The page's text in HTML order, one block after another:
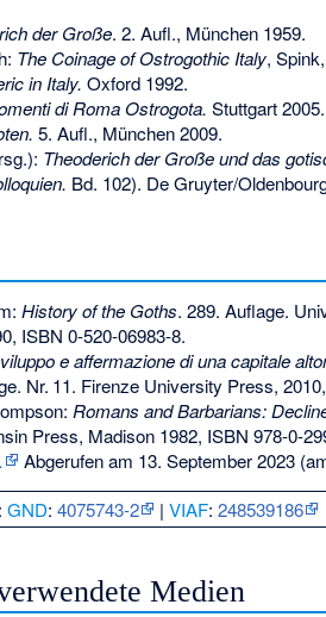
der Große. 2. Aufl., München 1959.
The Coinage of Ostrogothic Italy,
in Italy. Oxford 1992.
di Roma Ostrogota. Stuttgart 2005.
5. Aufl., München 2009.
Theoderich der Große und das
Bd. 102). De Gruyter/
History of the Goths. 289. Auflage.
ISBN 0-520-06983-8.
e affermazione di una capitale
Nr. 11. Firenze University Press, 2010,
Romans and Barbarians:
Press, Madison 1982, ISBN 978-0-
Abgerufen am 13. September 2023
GND:4075743-2 |VIAF:248539186
Medien